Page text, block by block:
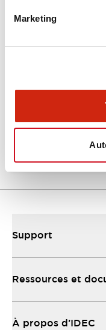
Marketing
Documents et
10/10/2024.PDF
Support
Ressources et
À propos d’IDEC